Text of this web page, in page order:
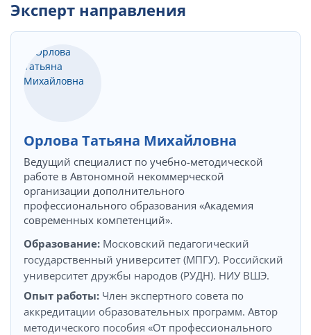
Эксперт направления
Орлова Татьяна Михайловна
Ведущий специалист по учебно-методической
работе в Автономной некоммерческой
организации дополнительного
профессионального образования «Академия
современных компетенций».
Образование: Московский педагогический
государственный университет (МПГУ). Российский
университет дружбы народов (РУДН). НИУ ВШЭ.
Опыт работы: Член экспертного совета по
аккредитации образовательных программ. Автор
методического пособия «От профессионального